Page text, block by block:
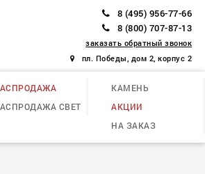
8 (495) 956-77-66
8 (800) 707-87-13
заказать обратный звонок
пл. Победы, дом 2, корпус 2
СВЕТ
КАМЕНЬ
АКЦИИ
НА ЗАКАЗ